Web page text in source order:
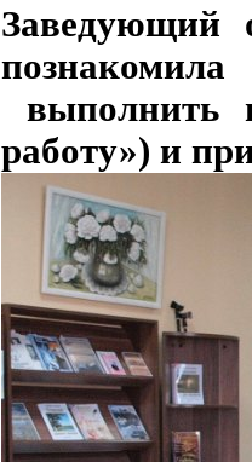
Заведующий
выполнить
работу») и